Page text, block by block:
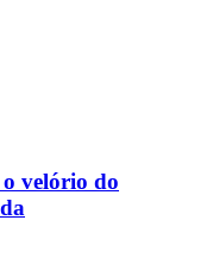
velório do